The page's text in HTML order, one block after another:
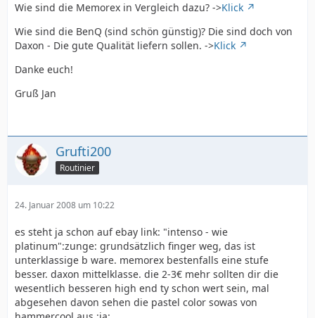
Wie sind die Memorex in Vergleich dazu? ->Klick
Wie sind die BenQ (sind schön günstig)? Die sind doch von
Daxon - Die gute Qualität liefern sollen. ->Klick
Danke euch!
Gruß Jan
Grufti200
Routinier
24. Januar 2008 um 10:22
es steht ja schon auf ebay link: "intenso - wie
platinum":zunge: grundsätzlich finger weg, das ist
unterklassige b ware. memorex bestenfalls eine stufe
besser. daxon mittelklasse. die 2-3€ mehr sollten dir die
wesentlich besseren high end ty schon wert sein, mal
abgesehen davon sehen die pastel color sowas von